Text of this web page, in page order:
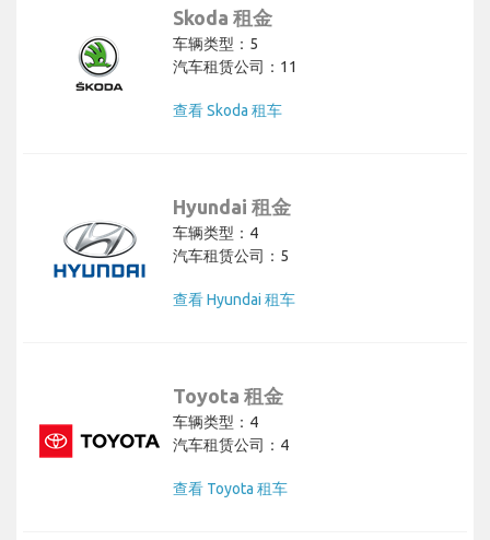
Skoda 租金
车辆类型：5
汽车租赁公司：11
查看 Skoda 租车
Hyundai 租金
车辆类型：4
汽车租赁公司：5
查看 Hyundai 租车
Toyota 租金
车辆类型：4
汽车租赁公司：4
查看 Toyota 租车